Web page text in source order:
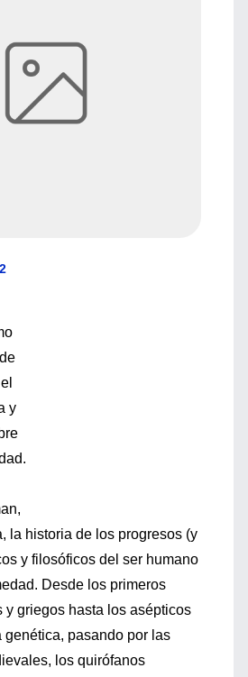
y
la historia de los progresos (y
y filosóficos del ser humano
Desde los primeros
y griegos hasta los asépticos
genética, pasando por las
los quirófanos